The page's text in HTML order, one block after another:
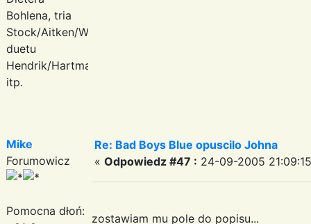
Bohlena, tria
Stock/Aitken/Waterman,
duetu
Hendrik/Hartmann
itp.
Mike
Forumowicz
Pomocna dłoń:
Re: Bad Boys Blue opuscilo Johna
« Odpowiedz #47 : 24-09-2005
zostawiam mu pole do popisu...